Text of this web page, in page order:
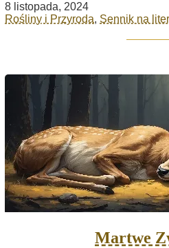
8 listopada, 2024
Rośliny i Przyroda, Sennik na
Martwe